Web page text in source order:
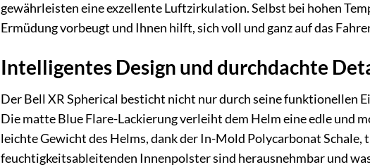
gewährleisten eine exzellente Luftzirkulation. Selbst bei hohen
Ermüdung vorbeugt und Ihnen hilft, sich voll und ganz auf das
Intelligentes Design und durchdachte
Der Bell XR Spherical besticht nicht nur durch seine funktionellen
Die matte Blue Flare-Lackierung verleiht dem Helm eine edle und
leichte Gewicht des Helms, dank der In-Mold Polycarbonat
feuchtigkeitsableitenden Innenpolster sind herausnehmbar und